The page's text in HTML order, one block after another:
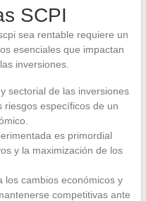
SCPI
sea rentable requiere un
esenciales que impactan
inversiones.
sectorial de las inversiones
riesgos específicos de un
es primordial
y la maximización de los
los cambios económicos y
competitivas ante